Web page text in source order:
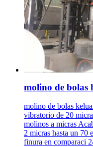
molino de bolas
molino de bolas
vibratorio de 20
molinos a micras
2 micras hasta un 70
finura en comparaci